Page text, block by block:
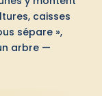
caisses
sépare »,
arbre —